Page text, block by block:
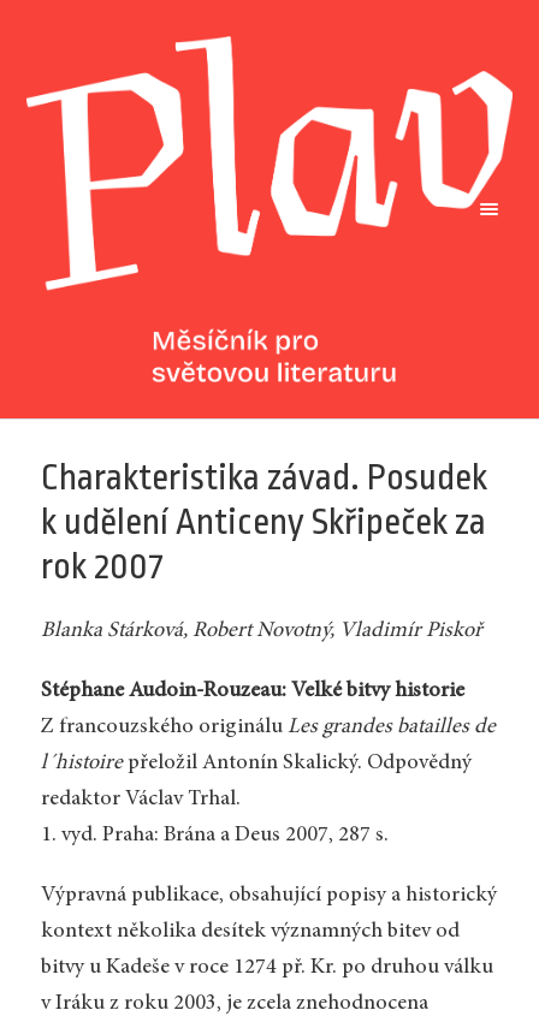
Charakteristika závad. Posudek
k udělení Anticeny Skřipeček za
rok 2007
Blanka Stárková, Robert Novotný, Vladimír Piskoř
Stéphane Audoin-Rouzeau: Velké bitvy historie
Z francouzského originálu Les grandes batailles de
l´histoirepřeložil Antonín Skalický. Odpovědný
redaktor Václav Trhal.
1. vyd. Praha: Brána a Deus 2007, 287 s.
Výpravná publikace, obsahující popisy a historický
kontext několika desítek významných bitev od
bitvy u Kadeše v roce 1274 př. Kr. po druhou válku
v Iráku z roku 2003, je zcela znehodnocena